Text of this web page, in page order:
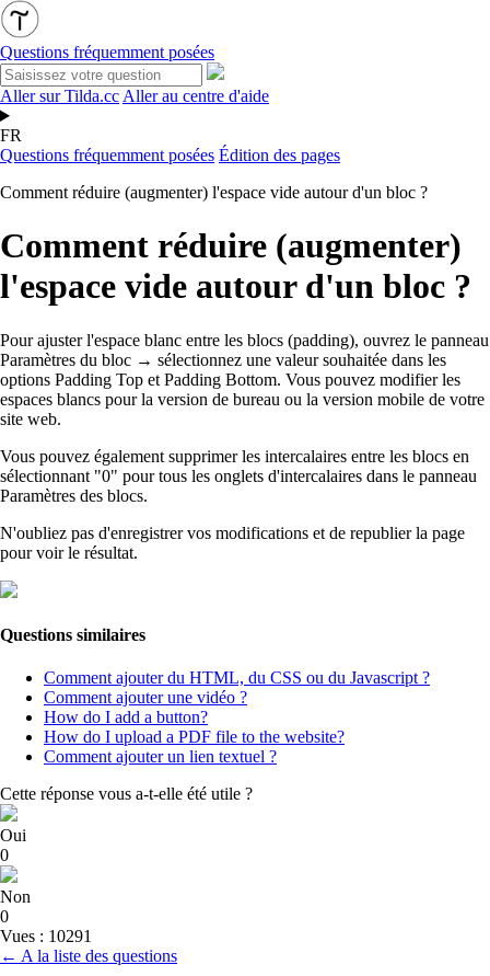
Questions fréquemment posées
Aller sur Tilda.cc Aller au centre d'aide
FR
Questions fréquemment posées Édition des pages
Comment réduire (augmenter) l'espace vide autour d'un bloc ?
Comment réduire (augmenter)
l'espace vide autour d'un bloc ?
Pour ajuster l'espace blanc entre les blocs (padding), ouvrez le panneau
Paramètres du bloc → sélectionnez une valeur souhaitée dans les
options Padding Top et Padding Bottom. Vous pouvez modifier les
espaces blancs pour la version de bureau ou la version mobile de votre
site web.
Vous pouvez également supprimer les intercalaires entre les blocs en
sélectionnant "0" pour tous les onglets d'intercalaires dans le panneau
Paramètres des blocs.
N'oubliez pas d'enregistrer vos modifications et de republier la page
pour voir le résultat.
Questions similaires
Comment ajouter du HTML, du CSS ou du Javascript ?
Comment ajouter une vidéo ?
How do I add a button?
How do I upload a PDF file to the website?
Comment ajouter un lien textuel ?
Cette réponse vous a-t-elle été utile ?
Oui
0
Non
0
Vues : 10291
← A la liste des questions